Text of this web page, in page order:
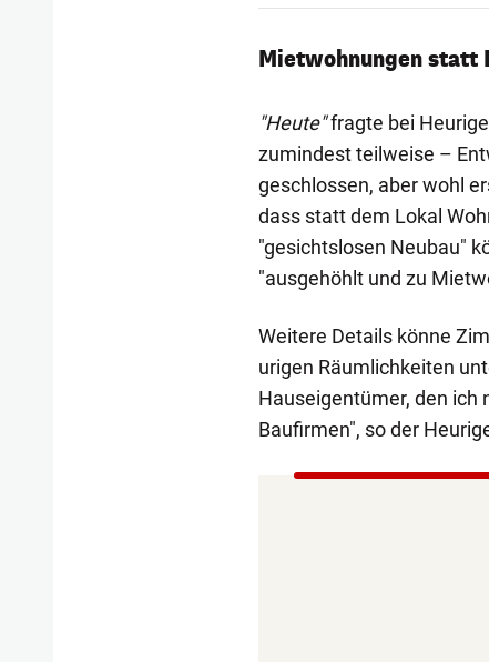
Mietwohnungen statt
"Heute"fragte bei
zumindest teilweise –
geschlossen, aber wohl
dass statt dem Lokal
"gesichtslosen Neubau"
"ausgehöhlt und zu
Weitere Details könne
urigen Räumlichkeiten
Hauseigentümer, den ich
Baufirmen", so der